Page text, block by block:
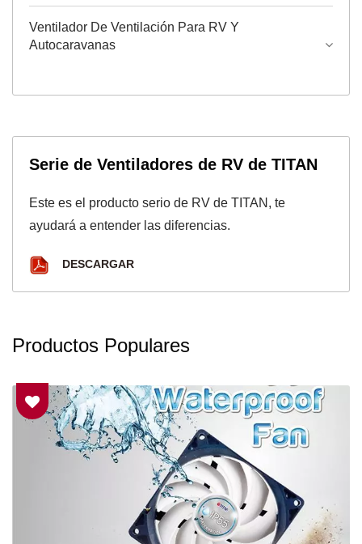
Ventilador De Ventilación Para RV Y
Autocaravanas
Serie de Ventiladores de RV de TITAN
Este es el producto serio de RV de TITAN, te
ayudará a entender las diferencias.
DESCARGAR
Productos Populares